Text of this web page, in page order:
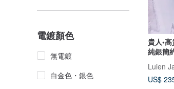
電鍍顏色
無電鍍
白金色・銀色
貴人•
純銀簡
Luien
US$